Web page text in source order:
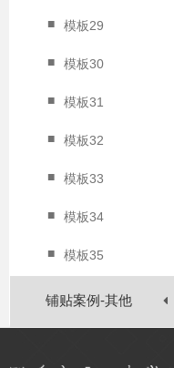
■ 模板29
■ 模板30
■ 模板31
■ 模板32
■ 模板33
■ 模板34
■ 模板35
铺贴案例-其他